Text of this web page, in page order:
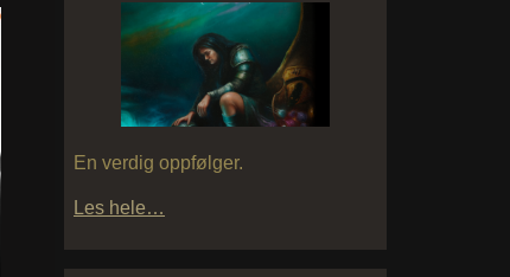
En verdig oppfølger.
Les hele…